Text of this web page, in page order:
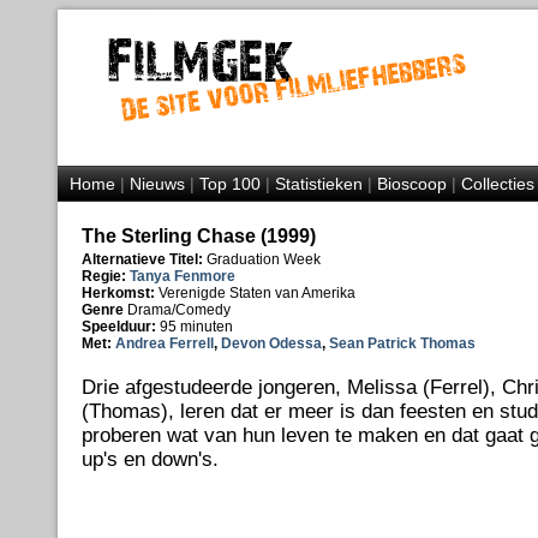
Home|Nieuws|Top 100|Statistieken|Bioscoop|Collecties
The Sterling Chase (1999)
Alternatieve Titel: Graduation Week
Regie: Tanya Fenmore
Herkomst: Verenigde Staten van Amerika
Genre Drama/Comedy
Speelduur: 95 minuten
Met: Andrea Ferrell , Devon Odessa, Sean Patrick Thomas
Drie afgestudeerde jongeren, Melissa (Ferrel),
(Thomas), leren dat er meer is dan feesten en
proberen wat van hun leven te maken en dat gaat
up's en down's.